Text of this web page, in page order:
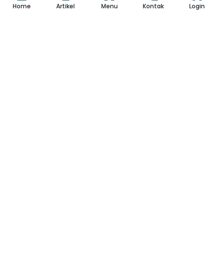
Home Artikel Menu Kontak Login